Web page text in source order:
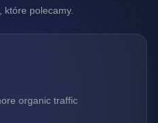
które polecamy.
organic traffic